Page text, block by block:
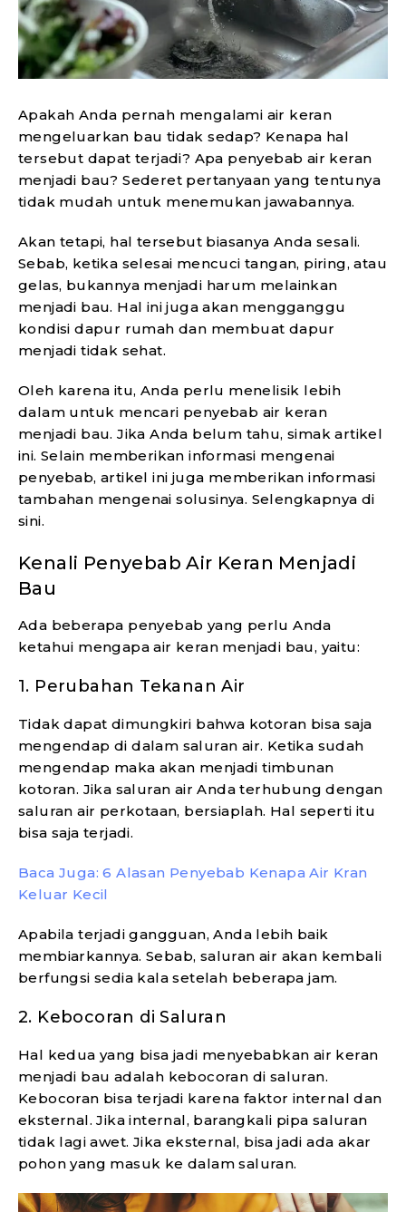
Apakah Anda pernah mengalami air keran
mengeluarkan bau tidak sedap? Kenapa hal
tersebut dapat terjadi? Apa penyebab air keran
menjadi bau? Sederet pertanyaan yang tentunya
tidak mudah untuk menemukan jawabannya.
Akan tetapi, hal tersebut biasanya Anda sesali.
Sebab, ketika selesai mencuci tangan, piring, atau
gelas, bukannya menjadi harum melainkan
menjadi bau. Hal ini juga akan mengganggu
kondisi dapur rumah dan membuat dapur
menjadi tidak sehat.
Oleh karena itu, Anda perlu menelisik lebih
dalam untuk mencari penyebab air keran
menjadi bau. Jika Anda belum tahu, simak artikel
ini. Selain memberikan informasi mengenai
penyebab, artikel ini juga memberikan informasi
tambahan mengenai solusinya. Selengkapnya di
sini.
Kenali Penyebab Air Keran Menjadi
Bau
Ada beberapa penyebab yang perlu Anda
ketahui mengapa air keran menjadi bau, yaitu:
1. Perubahan Tekanan Air
Tidak dapat dimungkiri bahwa kotoran bisa saja
mengendap di dalam saluran air. Ketika sudah
mengendap maka akan menjadi timbunan
kotoran. Jika saluran air Anda terhubung dengan
saluran air perkotaan, bersiaplah. Hal seperti itu
bisa saja terjadi.
Baca Juga: 6 Alasan Penyebab Kenapa Air Kran
Keluar Kecil
Apabila terjadi gangguan, Anda lebih baik
membiarkannya. Sebab, saluran air akan kembali
berfungsi sedia kala setelah beberapa jam.
2. Kebocoran di Saluran
Hal kedua yang bisa jadi menyebabkan air keran
menjadi bau adalah kebocoran di saluran.
Kebocoran bisa terjadi karena faktor internal dan
eksternal. Jika internal, barangkali pipa saluran
tidak lagi awet. Jika eksternal, bisa jadi ada akar
pohon yang masuk ke dalam saluran.